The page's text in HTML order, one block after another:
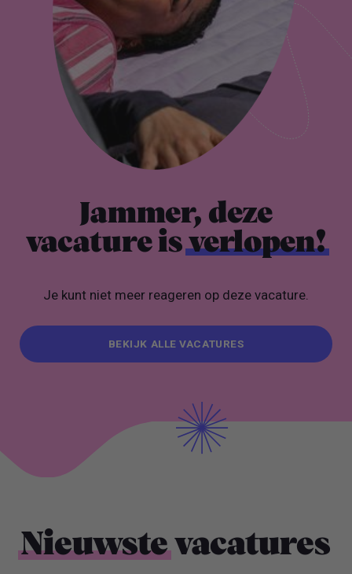
Jammer, deze
vacature isverlopen!
Je kunt niet meer reageren op deze vacature.
BEKIJK ALLE VACATURES
Nieuwstevacatures